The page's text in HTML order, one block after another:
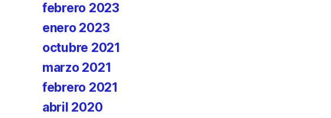
febrero 2023
enero 2023
octubre 2021
marzo 2021
febrero 2021
abril 2020